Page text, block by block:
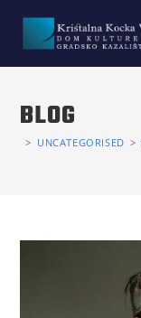
BLOG
> UNCATEGORISED >